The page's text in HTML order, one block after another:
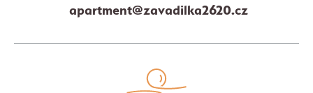
apartment@zavadilka2620.cz